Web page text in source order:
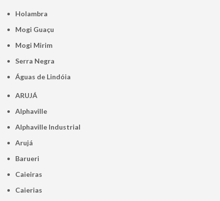
Holambra
Mogi Guaçu
Mogi Mirim
Serra Negra
Águas de Lindóia
ARUJÁ
Alphaville
Alphaville Industrial
Arujá
Barueri
Caieiras
Caierias